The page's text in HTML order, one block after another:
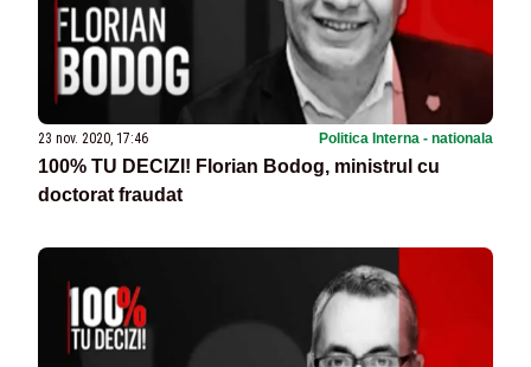
23 nov. 2020, 17:46 Politica Interna - nationala
100% TU DECIZI! Florian Bodog, ministrul cu
doctorat fraudat